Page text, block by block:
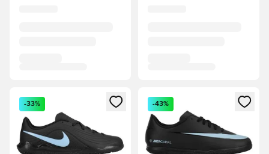
Megnyit egy modált a bejelentkezéshez vagy a tagként
-33%
Megnyit egy modált a
-43%